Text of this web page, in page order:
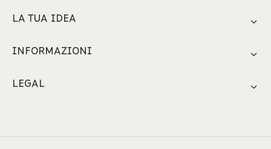
LA TUA IDEA
INFORMAZIONI
LEGAL